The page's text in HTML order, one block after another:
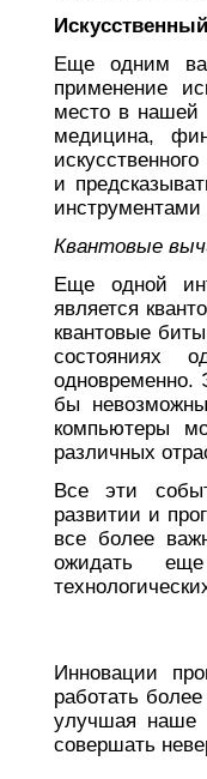
Еще одним
применение
место в нашей
медицина,
и
Квантовые
Еще одной
является
квантовые
состояниях
одновременно.
бы
компьютеры
различных
Все эти
развитии и
все более
ожидать
Инновации
работать
улучшая наше
совершать